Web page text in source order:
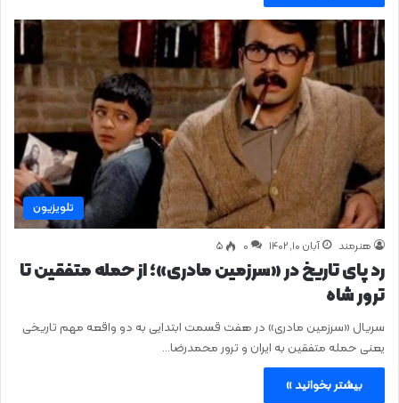
تلویزیون
هنرمند آبان ۱۰, ۱۴۰۲ 0 ۵
رد پای تاریخ در «سرزمین مادری»؛ از حمله متفقین تا
ترور شاه
سریال «سرزمین مادری» در هفت قسمت ابتدایی به دو واقعه مهم تاریخی
یعنی حمله متفقین به ایران و ترور محمدرضا…
بیشتر بخوانید »